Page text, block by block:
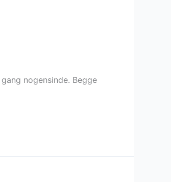
nogensinde. Begge